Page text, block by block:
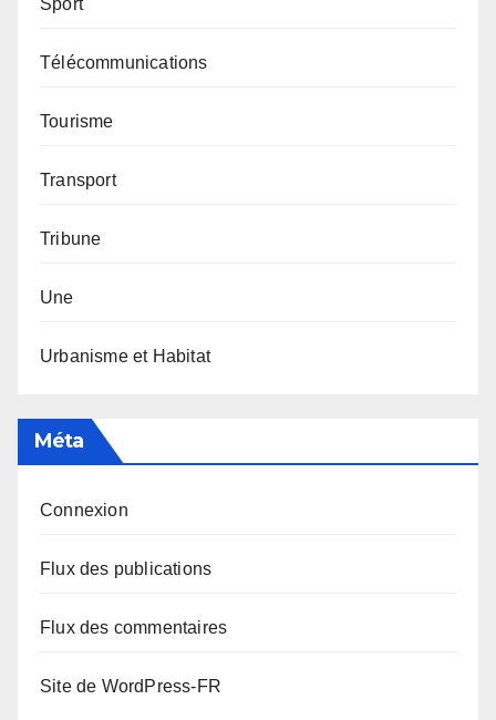
Télécommunications
Tourisme
Transport
Tribune
Une
Urbanisme et Habitat
Méta
Connexion
Flux des publications
Flux des commentaires
Site de WordPress-FR